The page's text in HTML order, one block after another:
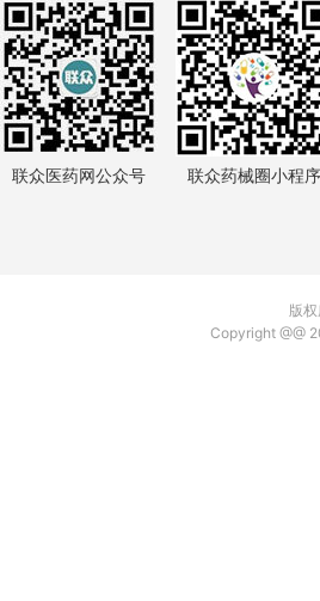
联众医药网公众号 联众药械圈小程序
版
Copyright @@